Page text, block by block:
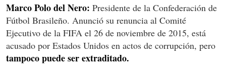
Marco Polo del Nero: Presidente de la Confederación de
Fútbol Brasileño. Anunció su renuncia al Comité
Ejecutivo de la FIFA el 26 de noviembre de 2015, está
acusado por Estados Unidos en actos de corrupción, pero
tampoco puede ser extraditado.